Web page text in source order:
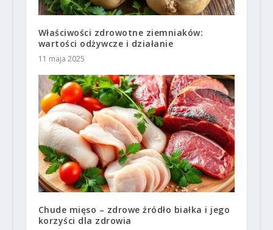
Właściwości zdrowotne ziemniaków:
wartości odżywcze i działanie
11 maja 2025
Chude mięso – zdrowe źródło białka i jego
korzyści dla zdrowia